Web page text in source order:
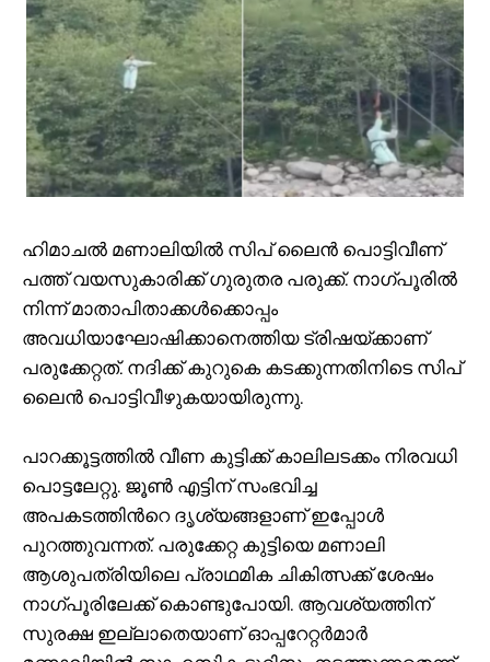
ഹിമാചൽ മണാലിയിൽ സിപ് ലൈൻ പൊട്ടിവീണ്
പത്ത് വയസുകാരിക്ക് ഗുരുതര പരുക്ക്. നാഗ്പൂരിൽ
നിന്ന് മാതാപിതാക്കൾക്കൊപ്പം
അവധിയാഘോഷിക്കാനെത്തിയ ട്രിഷയ്ക്കാണ്
പരുക്കേറ്റത്. നദിക്ക് കുറുകെ കടക്കുന്നതിനിടെ സിപ്
ലൈൻ പൊട്ടിവീഴുകയായിരുന്നു.
പാറക്കൂട്ടത്തിൽ വീണ കുട്ടിക്ക് കാലിലടക്കം നിരവധി
പൊട്ടലേറ്റു. ജൂൺ എട്ടിന് സംഭവിച്ച
അപകടത്തിൻറെ ദൃശ്യങ്ങളാണ് ഇപ്പോൾ
പുറത്തുവന്നത്. പരുക്കേറ്റ കുട്ടിയെ മണാലി
ആശുപത്രിയിലെ പ്രാഥമിക ചികിത്സക്ക് ശേഷം
നാഗ്പൂരിലേക്ക് കൊണ്ടുപോയി. ആവശ്യത്തിന്
സുരക്ഷ ഇല്ലാതെയാണ് ഓപ്പറേറ്റർമാർ